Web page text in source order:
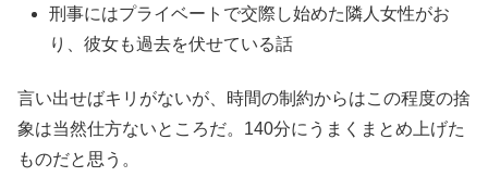
刑事にはプライベートで交際し始めた隣人女性がお
り、彼女も過去を伏せている話
言い出せばキリがないが、時間の制約からはこの程度の捨
象は当然仕方ないところだ。140分にうまくまとめ上げた
ものだと思う。